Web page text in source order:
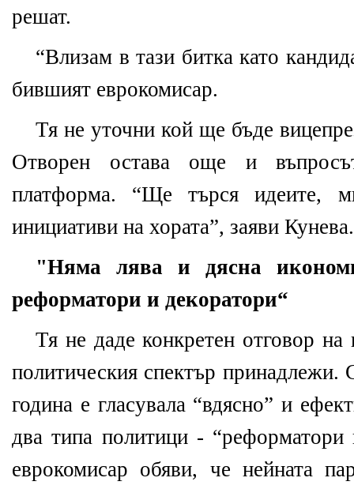
решат.
“Влизам в тази битка като
бившият еврокомисар.
Тя не уточни кой ще бъде
Отворен остава още и
платформа. “Ще търся идеите,
инициативи на хората”, заяви Кунева.
"Няма лява и дясна
реформатори и декоратори“
Тя не даде конкретен отговор
политическия спектър принадлежи.
година е гласувала “вдясно” и
два типа политици - “реформатори
еврокомисар обяви, че нейната